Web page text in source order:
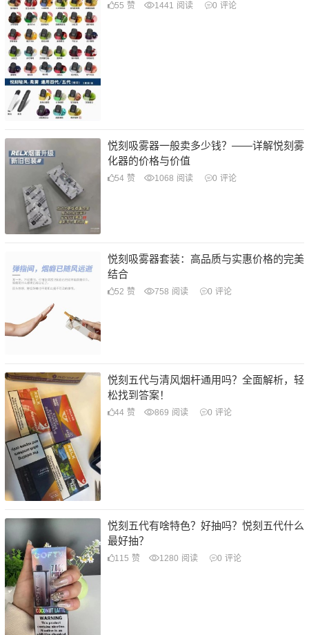
55 赞 1441 阅读 0 评论
悦刻吸雾器一般卖多少钱？——详解悦刻雾
化器的价格与价值
54 赞 1068 阅读 0 评论
悦刻吸雾器套装：高品质与实惠价格的完美
结合
52 赞 758 阅读 0 评论
悦刻五代与清风烟杆通用吗？全面解析，轻
松找到答案！
44 赞 869 阅读 0 评论
悦刻五代有啥特色？好抽吗？悦刻五代什么
最好抽？
115 赞 1280 阅读 0 评论